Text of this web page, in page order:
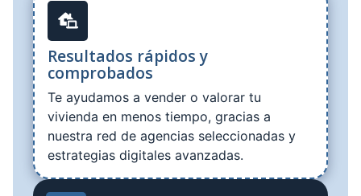
Resultados rápidos y
comprobados
Te ayudamos a vender o valorar tu
vivienda en menos tiempo, gracias a
nuestra red de agencias seleccionadas y
estrategias digitales avanzadas.